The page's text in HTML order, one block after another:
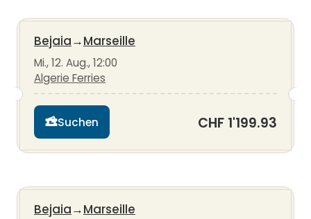
Bejaia→Marseille
Mi., 12. Aug., 12:00
Algerie Ferries
Suchen CHF 1'199.93
Bejaia→Marseille